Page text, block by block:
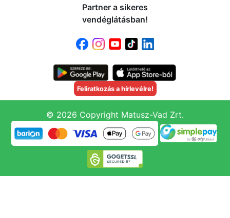
Partner a sikeres
vendéglátásban!
Feliratkozás a hírlevélre!
© 2026 Copyright Matusz-Vad Zrt.